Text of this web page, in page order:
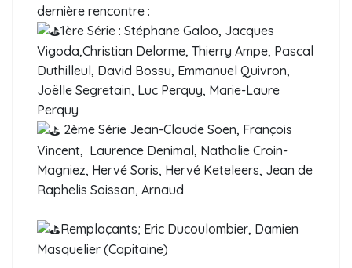
dernière rencontre :
1ère Série : Stéphane Galoo, Jacques
Vigoda,Christian Delorme, Thierry Ampe, Pascal
Duthilleul, David Bossu, Emmanuel Quivron,
Joëlle Segretain, Luc Perquy, Marie-Laure
Perquy
2ème Série Jean-Claude Soen, François
Vincent, Laurence Denimal, Nathalie Croin-
Magniez, Hervé Soris, Hervé Keteleers, Jean de
Raphelis Soissan, Arnaud
Remplaçants; Eric Ducoulombier, Damien
Masquelier (Capitaine)